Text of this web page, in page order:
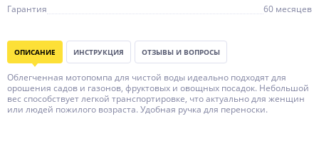
Гарантия
60 месяцев
ОПИСАНИЕ ИНСТРУКЦИЯ ОТЗЫВЫ И ВОПРОСЫ
Облегченная мотопомпа для чистой воды идеально подходят для
орошения садов и газонов, фруктовых и овощных посадок. Небольшой
вес способствует легкой транспортировке, что актуально для женщин
или людей пожилого возраста. Удобная ручка для переноски.